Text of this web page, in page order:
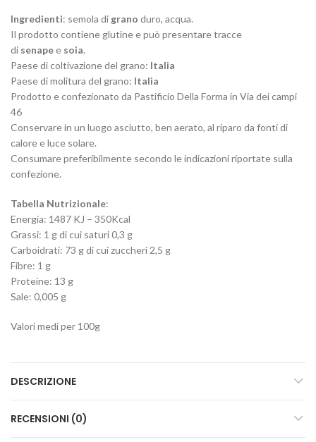
Ingredienti: semola di grano duro, acqua.
Il prodotto contiene glutine e può presentare tracce
di senapee soia.
Paese di coltivazione del grano: Italia
Paese di molitura del grano: Italia
Prodotto e confezionato da Pastificio Della Forma in Via dei campi
46
Conservare in un luogo asciutto, ben aerato, al riparo da fonti di
calore e luce solare.
Consumare preferibilmente secondo le indicazioni riportate sulla
confezione.
Tabella Nutrizionale:
Energia: 1487 KJ – 350Kcal
Grassi: 1 g di cui saturi 0,3 g
Carboidrati: 73 g di cui zuccheri 2,5 g
Fibre: 1 g
Proteine: 13 g
Sale: 0,005 g
Valori medi per 100g
DESCRIZIONE
RECENSIONI (0)